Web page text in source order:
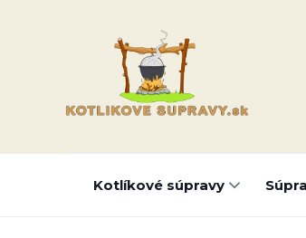
Kotlíkové súpravy